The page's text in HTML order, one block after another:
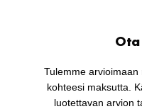
Tulemme
kohteesi maksutta.
luotettavan arvion